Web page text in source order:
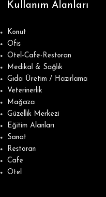
Kullanım Alanları
Konut
Ofis
Otel-Cafe-Restoran
Medikal & Sağlık
Gıda Üretim / Hazırlama
Veterinerlik
Mağaza
Güzellik Merkezi
Eğitim Alanları
Sanat
Restoran
Cafe
Otel